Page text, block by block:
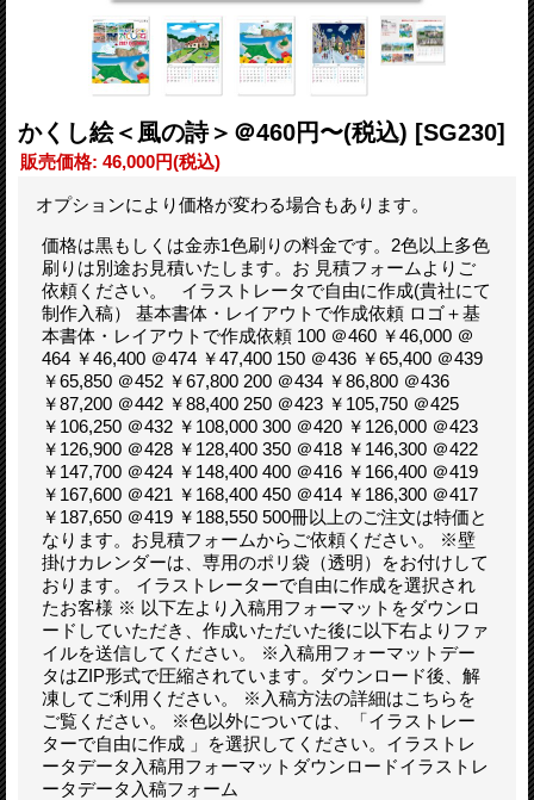
かくし絵＜風の詩＞＠460円〜(税込) [SG230]
販売価格: 46,000円(税込)
オプションにより価格が変わる場合もあります。
価格は黒もしくは金赤1色刷りの料金です。2色以上多色
刷りは別途お見積いたします。お 見積フォームよりご
依頼ください。 イラストレータで自由に作成(貴社にて
制作入稿） 基本書体・レイアウトで作成依頼 ロゴ＋基
本書体・レイアウトで作成依頼 100 ＠460 ￥46,000 ＠
464 ￥46,400 ＠474 ￥47,400 150 ＠436 ￥65,400 ＠439
￥65,850 ＠452 ￥67,800 200 ＠434 ￥86,800 ＠436
￥87,200 ＠442 ￥88,400 250 ＠423 ￥105,750 ＠425
￥106,250 ＠432 ￥108,000 300 ＠420 ￥126,000 ＠423
￥126,900 ＠428 ￥128,400 350 ＠418 ￥146,300 ＠422
￥147,700 ＠424 ￥148,400 400 ＠416 ￥166,400 ＠419
￥167,600 ＠421 ￥168,400 450 ＠414 ￥186,300 ＠417
￥187,650 ＠419 ￥188,550 500冊以上のご注文は特価と
なります。お見積フォームからご依頼ください。 ※壁
掛けカレンダーは、専用のポリ袋（透明）をお付けして
おります。 イラストレーターで自由に作成を選択され
たお客様 ※ 以下左より入稿用フォーマットをダウンロ
ードしていただき、作成いただいた後に以下右よりファ
イルを送信してください。 ※入稿用フォーマットデー
タはZIP形式で圧縮されています。ダウンロード後、解
凍してご利用ください。 ※入稿方法の詳細はこちらを
ご覧ください。 ※色以外については、「イラストレー
ターで自由に作成 」を選択してください。イラストレ
ータデータ入稿用フォーマットダウンロードイラストレ
ータデータ入稿フォーム